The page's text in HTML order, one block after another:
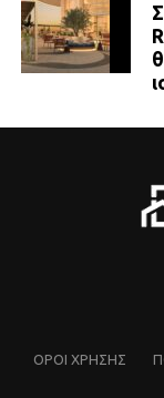
ΌΡΟΙ ΧΡΗΣΗΣ